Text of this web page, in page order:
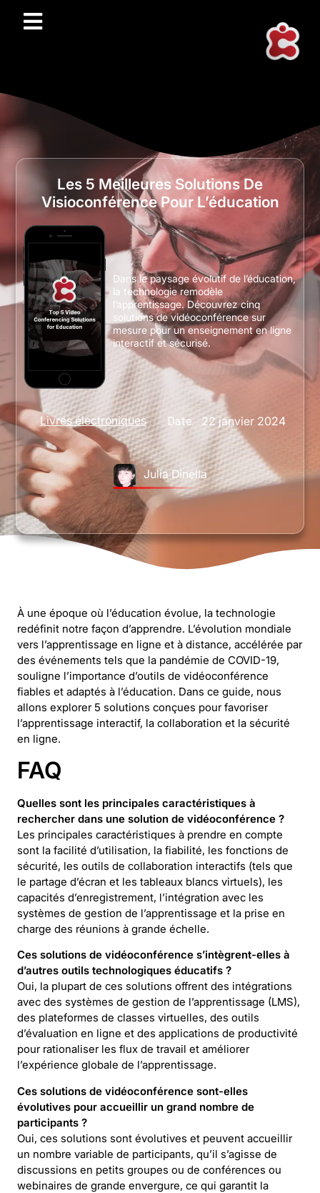
Les 5 Meilleures Solutions De
Visioconférence Pour L’éducation
Livres électroniques Date: 22 janvier 2024
Julia Dinella
Dans le paysage évolutif de l’éducation,
la technologie remodèle
l’apprentissage. Découvrez cinq
solutions de vidéoconférence sur
mesure pour un enseignement en ligne
interactif et sécurisé.
À une époque où l’éducation évolue, la technologie
redéfinit notre façon d’apprendre. L’évolution mondiale
vers l’apprentissage en ligne et à distance, accélérée par
des événements tels que la pandémie de COVID-19,
souligne l’importance d’outils de vidéoconférence
fiables et adaptés à l’éducation. Dans ce guide, nous
allons explorer 5 solutions conçues pour favoriser
l’apprentissage interactif, la collaboration et la sécurité
en ligne.
FAQ
Quelles sont les principales caractéristiques à
rechercher dans une solution de vidéoconférence ?
Les principales caractéristiques à prendre en compte
sont la facilité d’utilisation, la fiabilité, les fonctions de
sécurité, les outils de collaboration interactifs (tels que
le partage d’écran et les tableaux blancs virtuels), les
capacités d’enregistrement, l’intégration avec les
systèmes de gestion de l’apprentissage et la prise en
charge des réunions à grande échelle.
Ces solutions de vidéoconférence s’intègrent-elles à
d’autres outils technologiques éducatifs ?
Oui, la plupart de ces solutions offrent des intégrations
avec des systèmes de gestion de l’apprentissage (LMS),
des plateformes de classes virtuelles, des outils
d’évaluation en ligne et des applications de productivité
pour rationaliser les flux de travail et améliorer
l’expérience globale de l’apprentissage.
Ces solutions de vidéoconférence sont-elles
évolutives pour accueillir un grand nombre de
participants ?
Oui, ces solutions sont évolutives et peuvent accueillir
un nombre variable de participants, qu’il s’agisse de
discussions en petits groupes ou de conférences ou
webinaires de grande envergure, ce qui garantit la